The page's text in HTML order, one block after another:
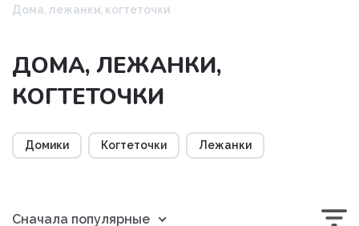
Дома, лежанки, когтеточки
ДОМА, ЛЕЖАНКИ,
КОГТЕТОЧКИ
Домики Когтеточки Лежанки
Сначала популярные